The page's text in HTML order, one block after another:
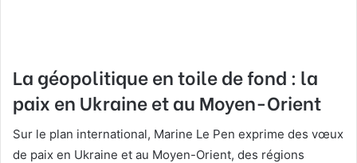
La géopolitique en toile de fond : la
paix en Ukraine et au Moyen-Orient
Sur le plan international, Marine Le Pen exprime des vœux
de paix en Ukraine et au Moyen-Orient, des régions